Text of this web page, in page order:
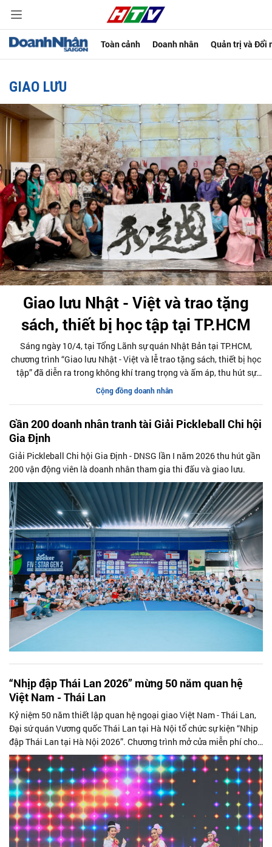
Toàn cảnh Doanh nhân Quản trị và Đổi
GIAO LƯU
Giao lưu Nhật - Việt và trao tặng
sách, thiết bị học tập tại TP.HCM
Sáng ngày 10/4, tại Tổng Lãnh sự quán Nhật Bản tại TP.HCM,
chương trình “Giao lưu Nhật - Việt và lễ trao tặng sách, thiết bị học
tập” đã diễn ra trong không khí trang trọng và ấm áp, thu hút sự
tham gia của đông đảo đại biểu, tổ chức và sinh viên hai nước.
Cộng đồng doanh nhân
Gần 200 doanh nhân tranh tài Giải Pickleball Chi hội
Gia Định
Giải Pickleball Chi hội Gia Định - DNSG lần I năm 2026 thu hút gần
200 vận động viên là doanh nhân tham gia thi đấu và giao lưu.
“Nhịp đập Thái Lan 2026” mừng 50 năm quan hệ
Việt Nam - Thái Lan
Kỷ niệm 50 năm thiết lập quan hệ ngoại giao Việt Nam - Thái Lan,
Đại sứ quán Vương quốc Thái Lan tại Hà Nội tổ chức sự kiện “Nhịp
đập Thái Lan tại Hà Nội 2026”. Chương trình mở cửa miễn phí cho
công chúng.